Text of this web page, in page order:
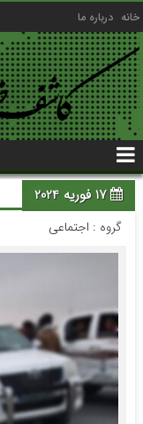
خانه درباره ما
17 فوریه 2024
گروه : اجتماعی